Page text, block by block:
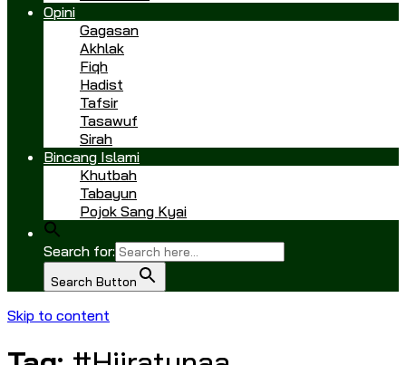
Opini
Gagasan
Akhlak
Fiqh
Hadist
Tafsir
Tasawuf
Sirah
Bincang Islami
Khutbah
Tabayun
Pojok Sang Kyai
Search for:
Search Button
Skip to content